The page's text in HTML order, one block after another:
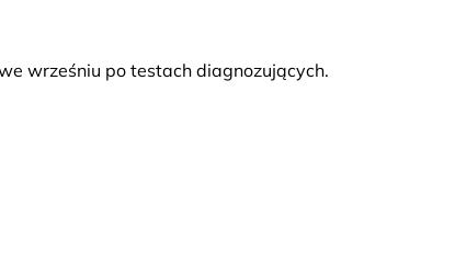
wrześniu po testach diagnozujących.